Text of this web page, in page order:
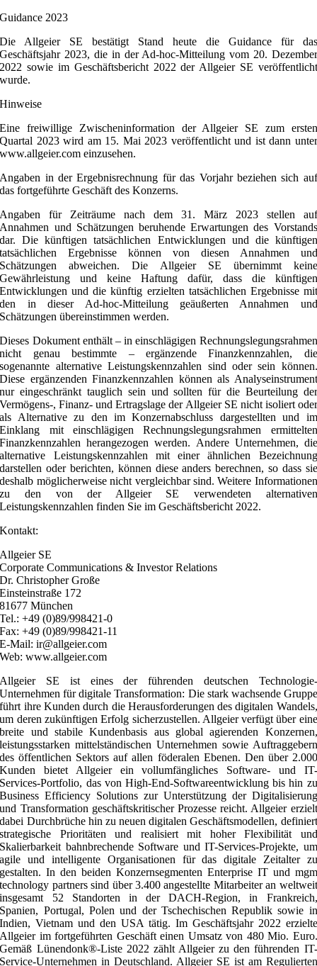
Guidance 2023
Die Allgeier SE bestätigt Stand heute die Guidance für das
Geschäftsjahr 2023, die in der Ad-hoc-Mitteilung vom 20. Dezember
2022 sowie im Geschäftsbericht 2022 der Allgeier SE veröffentlicht
wurde.
Hinweise
Eine freiwillige Zwischeninformation der Allgeier SE zum ersten
Quartal 2023 wird am 15. Mai 2023 veröffentlicht und ist dann unter
www.allgeier.com einzusehen.
Angaben in der Ergebnisrechnung für das Vorjahr beziehen sich auf
das fortgeführte Geschäft des Konzerns.
Angaben für Zeiträume nach dem 31. März 2023 stellen auf
Annahmen und Schätzungen beruhende Erwartungen des Vorstands
dar. Die künftigen tatsächlichen Entwicklungen und die künftigen
tatsächlichen Ergebnisse können von diesen Annahmen und
Schätzungen abweichen. Die Allgeier SE übernimmt keine
Gewährleistung und keine Haftung dafür, dass die künftigen
Entwicklungen und die künftig erzielten tatsächlichen Ergebnisse mit
den in dieser Ad-hoc-Mitteilung geäußerten Annahmen und
Schätzungen übereinstimmen werden.
Dieses Dokument enthält – in einschlägigen Rechnungslegungsrahmen
nicht genau bestimmte – ergänzende Finanzkennzahlen, die
sogenannte alternative Leistungskennzahlen sind oder sein können.
Diese ergänzenden Finanzkennzahlen können als Analyseinstrument
nur eingeschränkt tauglich sein und sollten für die Beurteilung der
Vermögens-, Finanz- und Ertragslage der Allgeier SE nicht isoliert oder
als Alternative zu den im Konzernabschluss dargestellten und im
Einklang mit einschlägigen Rechnungslegungsrahmen ermittelten
Finanzkennzahlen herangezogen werden. Andere Unternehmen, die
alternative Leistungskennzahlen mit einer ähnlichen Bezeichnung
darstellen oder berichten, können diese anders berechnen, so dass sie
deshalb möglicherweise nicht vergleichbar sind. Weitere Informationen
zu den von der Allgeier SE verwendeten alternativen
Leistungskennzahlen finden Sie im Geschäftsbericht 2022.
Kontakt:
Allgeier SE
Corporate Communications & Investor Relations
Dr. Christopher Große
Einsteinstraße 172
81677 München
Tel.: +49 (0)89/998421-0
Fax: +49 (0)89/998421-11
E-Mail: ir@allgeier.com
Web: www.allgeier.com
Allgeier SE ist eines der führenden deutschen Technologie-
Unternehmen für digitale Transformation: Die stark wachsende Gruppe
führt ihre Kunden durch die Herausforderungen des digitalen Wandels,
um deren zukünftigen Erfolg sicherzustellen. Allgeier verfügt über eine
breite und stabile Kundenbasis aus global agierenden Konzernen,
leistungsstarken mittelständischen Unternehmen sowie Auftraggebern
des öffentlichen Sektors auf allen föderalen Ebenen. Den über 2.000
Kunden bietet Allgeier ein vollumfängliches Software- und IT-
Services-Portfolio, das von High-End-Softwareentwicklung bis hin zu
Business Efficiency Solutions zur Unterstützung der Digitalisierung
und Transformation geschäftskritischer Prozesse reicht. Allgeier erzielt
dabei Durchbrüche hin zu neuen digitalen Geschäftsmodellen, definiert
strategische Prioritäten und realisiert mit hoher Flexibilität und
Skalierbarkeit bahnbrechende Software und IT-Services-Projekte, um
agile und intelligente Organisationen für das digitale Zeitalter zu
gestalten. In den beiden Konzernsegmenten Enterprise IT und mgm
technology partners sind über 3.400 angestellte Mitarbeiter an weltweit
insgesamt 52 Standorten in der DACH-Region, in Frankreich,
Spanien, Portugal, Polen und der Tschechischen Republik sowie in
Indien, Vietnam und den USA tätig. Im Geschäftsjahr 2022 erzielte
Allgeier im fortgeführten Geschäft einen Umsatz von 480 Mio. Euro.
Gemäß Lünendonk®-Liste 2022 zählt Allgeier zu den führenden IT-
Service-Unternehmen in Deutschland. Allgeier SE ist am Regulierten